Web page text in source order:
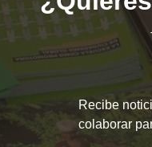
Recibe
colaborar